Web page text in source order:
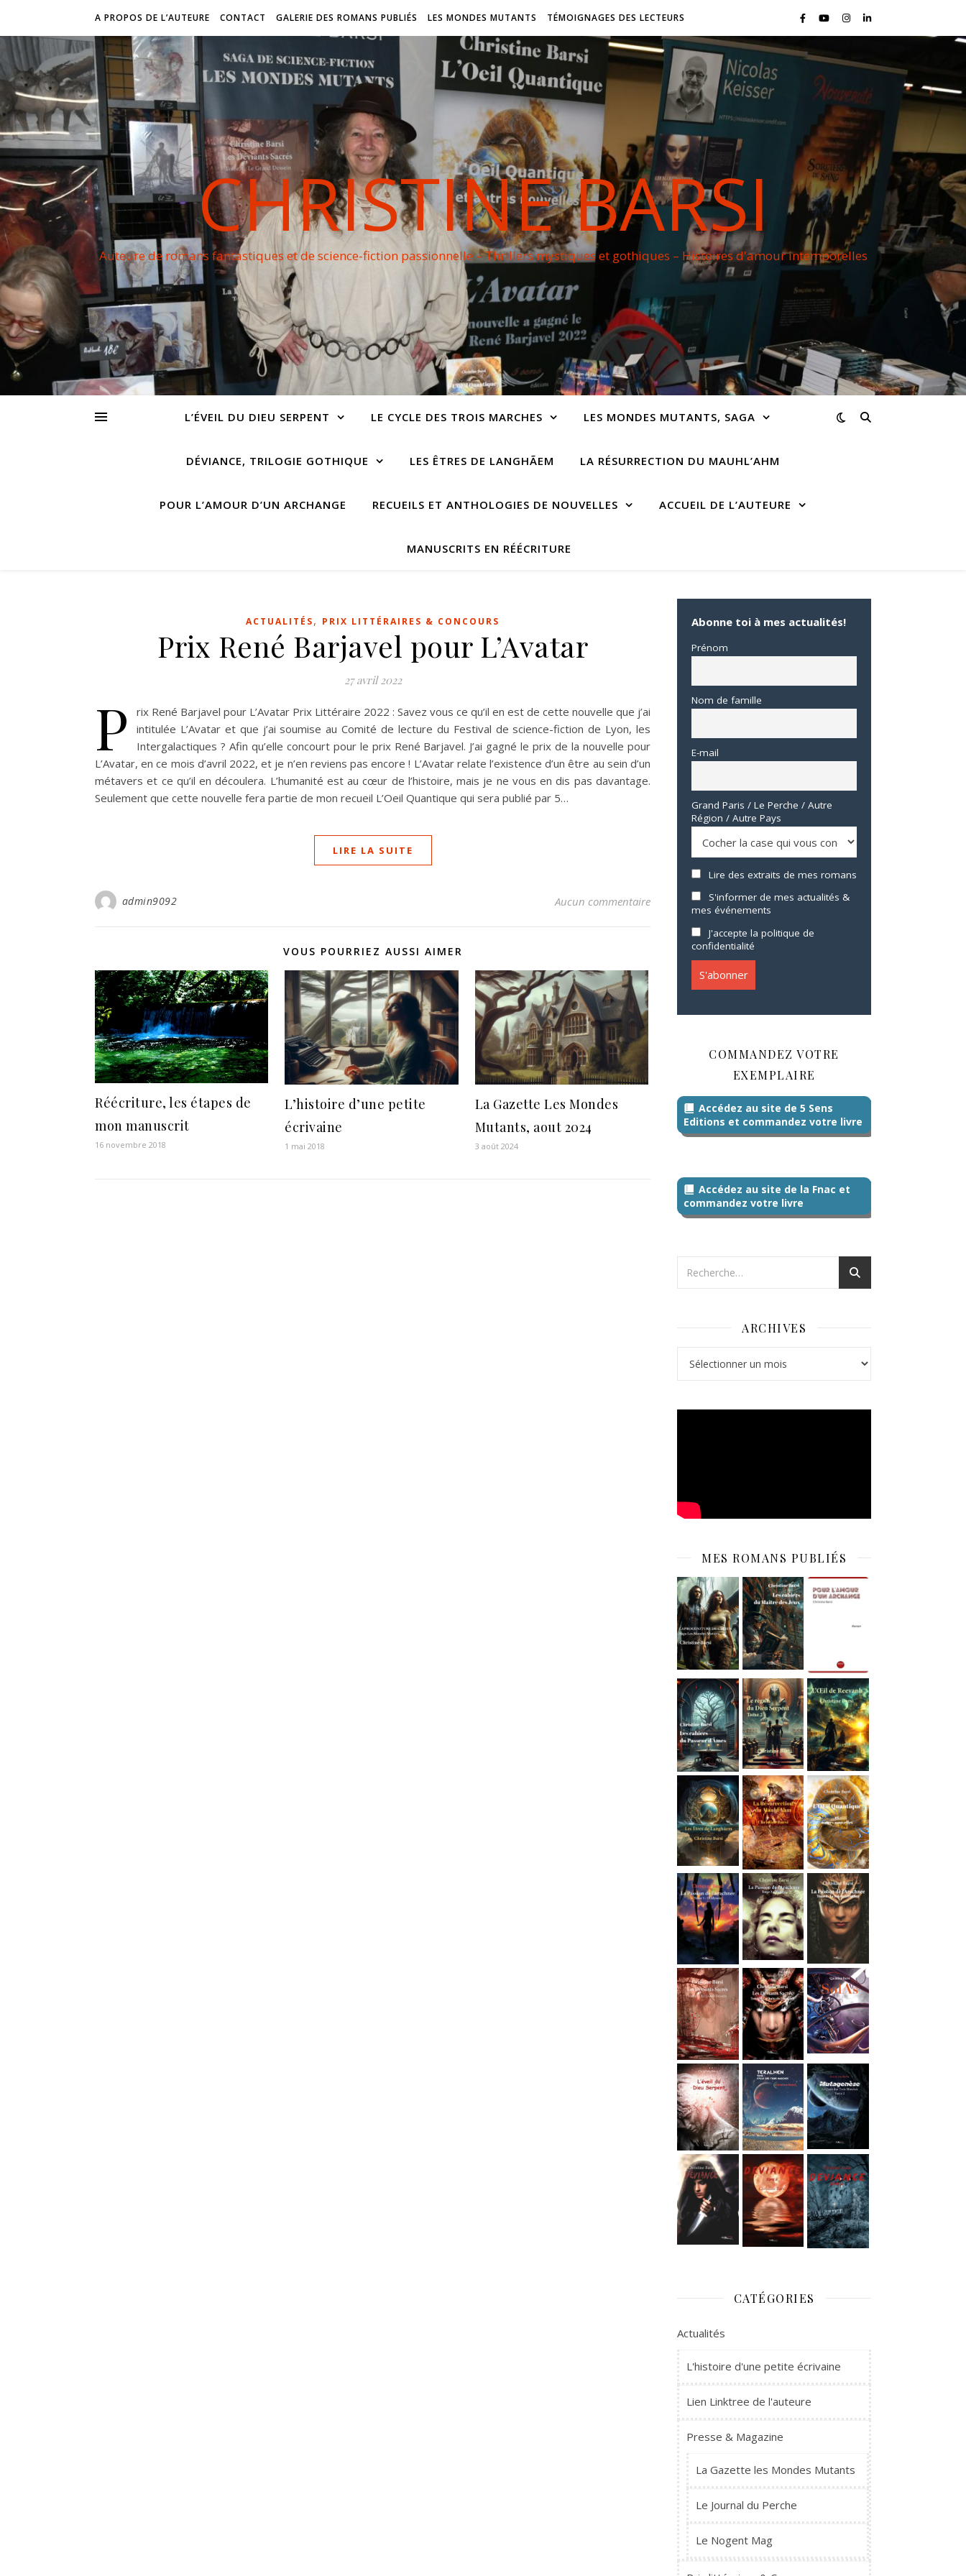
A PROPOS DE L’AUTEURE CONTACT GALERIE DES ROMANS PUBLIÉS LES MONDES MUTANTS TÉMOIGNAGES DES LECTEURS
CHRISTINE BARSI
Auteure de romans fantastiques et de science-fiction passionnelle – Thrillers mystiques et gothiques – Histoires d'amour intemporelles
L’ÉVEIL DU DIEU SERPENT LE CYCLE DES TROIS MARCHES LES MONDES MUTANTS, SAGA
DÉVIANCE, TRILOGIE GOTHIQUE LES ÊTRES DE LANGHÃEM LA RÉSURRECTION DU MAUHL’AHM
POUR L’AMOUR D’UN ARCHANGE RECUEILS ET ANTHOLOGIES DE NOUVELLES ACCUEIL DE L’AUTEURE
MANUSCRITS EN RÉÉCRITURE
ACTUALITÉS, PRIX LITTÉRAIRES & CONCOURS
Prix René Barjavel pour L’Avatar
27 avril 2022
P
rix René Barjavel pour L’Avatar Prix Littéraire 2022 : Savez vous ce qu’il en est de cette nouvelle que j’ai
intitulée L’Avatar et que j’ai soumise au Comité de lecture du Festival de science-fiction de Lyon, les
Intergalactiques ? Afin qu’elle concourt pour le prix René Barjavel. J’ai gagné le prix de la nouvelle pour
L’Avatar, en ce mois d’avril 2022, et je n’en reviens pas encore ! L’Avatar relate l’existence d’un être au sein d’un
métavers et ce qu’il en découlera. L’humanité est au cœur de l’histoire, mais je ne vous en dis pas davantage.
Seulement que cette nouvelle fera partie de mon recueil L’Oeil Quantique qui sera publié par 5…
LIRE LA SUITE
admin9092 Aucun commentaire
VOUS POURRIEZ AUSSI AIMER
Réécriture, les étapes de
mon manuscrit
16 novembre 2018
L’histoire d’une petite
écrivaine
1 mai 2018
La Gazette Les Mondes
Mutants, aout 2024
3 août 2024
Abonne toi à mes actualités!
Prénom
Nom de famille
E-mail
Grand Paris / Le Perche / Autre
Région / Autre Pays
Lire des extraits de mes romans
S'informer de mes actualités &
mes événements
J'accepte la politique de
confidentialité
COMMANDEZ VOTRE
EXEMPLAIRE
Accédez au site de 5 Sens
Editions et commandez votre livre
Accédez au site de la Fnac et
commandez votre livre
ARCHIVES
MES ROMANS PUBLIÉS
CATÉGORIES
Actualités
L'histoire d'une petite écrivaine
Lien Linktree de l'auteure
Presse & Magazine
La Gazette les Mondes Mutants
Le Journal du Perche
Le Nogent Mag